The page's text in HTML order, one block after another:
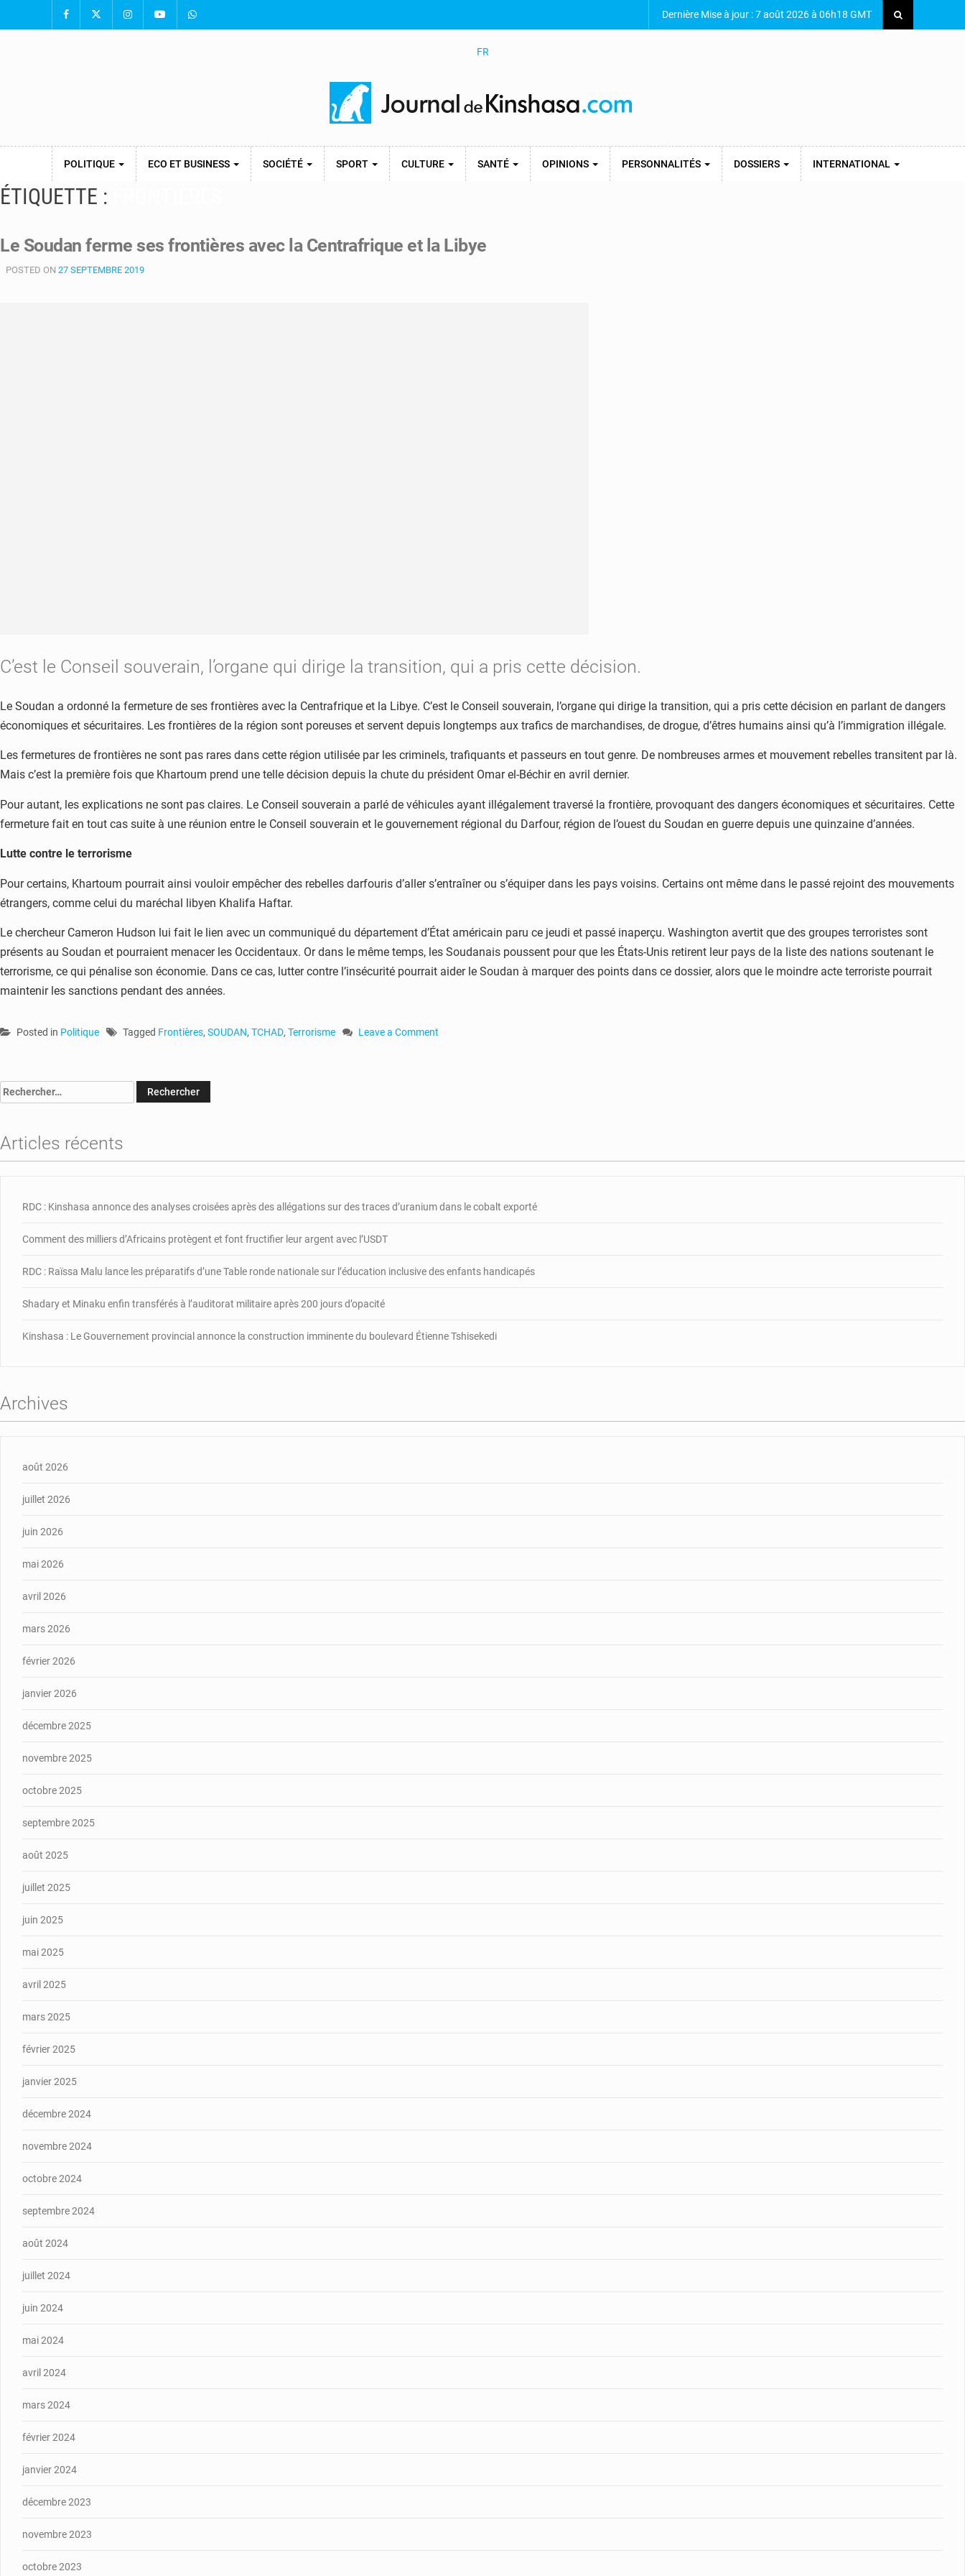
Dernière Mise à jour : 7 août 2026 à 06h18 GMT
FR
POLITIQUE ECO ET BUSINESS SOCIÉTÉ SPORT CULTURE SANTÉ OPINIONS PERSONNALITÉS DOSSIERS INTERNATIONAL
ÉTIQUETTE :
Le Soudan ferme ses frontières avec la Centrafrique et la Libye
POSTED ON 27 SEPTEMBRE 2019
C’est le Conseil souverain, l’organe qui dirige la transition, qui a pris cette décision.
Le Soudan a ordonné la fermeture de ses frontières avec la Centrafrique et la Libye. C’est le Conseil souverain, l’organe qui dirige la transition, qui a pris cette décision en parlant de dangers
économiques et sécuritaires. Les frontières de la région sont poreuses et servent depuis longtemps aux trafics de marchandises, de drogue, d’êtres humains ainsi qu’à l’immigration illégale.
Les fermetures de frontières ne sont pas rares dans cette région utilisée par les criminels, trafiquants et passeurs en tout genre. De nombreuses armes et mouvement rebelles transitent par là.
Mais c’est la première fois que Khartoum prend une telle décision depuis la chute du président Omar el-Béchir en avril dernier.
Pour autant, les explications ne sont pas claires. Le Conseil souverain a parlé de véhicules ayant illégalement traversé la frontière, provoquant des dangers économiques et sécuritaires. Cette
fermeture fait en tout cas suite à une réunion entre le Conseil souverain et le gouvernement régional du Darfour, région de l’ouest du Soudan en guerre depuis une quinzaine d’années.
Lutte contre le terrorisme
Pour certains, Khartoum pourrait ainsi vouloir empêcher des rebelles darfouris d’aller s’entraîner ou s’équiper dans les pays voisins. Certains ont même dans le passé rejoint des mouvements
étrangers, comme celui du maréchal libyen Khalifa Haftar.
Le chercheur Cameron Hudson lui fait le lien avec un communiqué du département d’État américain paru ce jeudi et passé inaperçu. Washington avertit que des groupes terroristes sont
présents au Soudan et pourraient menacer les Occidentaux. Or dans le même temps, les Soudanais poussent pour que les États-Unis retirent leur pays de la liste des nations soutenant le
terrorisme, ce qui pénalise son économie. Dans ce cas, lutter contre l’insécurité pourrait aider le Soudan à marquer des points dans ce dossier, alors que le moindre acte terroriste pourrait
maintenir les sanctions pendant des années.
Posted in Politique Tagged Frontières, SOUDAN, TCHAD, Terrorisme
Leave a Comment
Libye
Rechercher :
Articles récents
RDC : Kinshasa annonce des analyses croisées après des allégations sur des traces d’uranium dans le cobalt exporté
Comment des milliers d’Africains protègent et font fructifier leur argent avec l’USDT
RDC : Raïssa Malu lance les préparatifs d’une Table ronde nationale sur l’éducation inclusive des enfants handicapés
Shadary et Minaku enfin transférés à l’auditorat militaire après 200 jours d’opacité
Kinshasa : Le Gouvernement provincial annonce la construction imminente du boulevard Étienne Tshisekedi
Archives
août 2026
juillet 2026
juin 2026
mai 2026
avril 2026
mars 2026
février 2026
janvier 2026
décembre 2025
novembre 2025
octobre 2025
septembre 2025
août 2025
juillet 2025
juin 2025
mai 2025
avril 2025
mars 2025
février 2025
janvier 2025
décembre 2024
novembre 2024
octobre 2024
septembre 2024
août 2024
juillet 2024
juin 2024
mai 2024
avril 2024
mars 2024
février 2024
janvier 2024
décembre 2023
novembre 2023
octobre 2023